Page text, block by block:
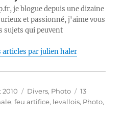
je blogue depuis une dizaine
et passionné, j'aime vous
sujets qui peuvent
articles par julien haler
2010 Catégories
Divers, Photo Étiquettes
13
,feu artifice, levallois, Photo,